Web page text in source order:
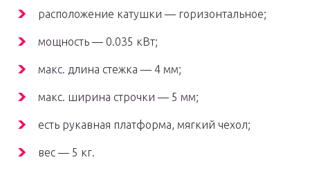
расположение катушки — горизонтальное;
мощность — 0.035 кВт;
макс. длина стежка — 4 мм;
макс. ширина строчки — 5 мм;
есть рукавная платформа, мягкий чехол;
вес — 5 кг.